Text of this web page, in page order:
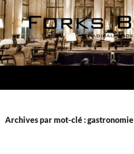
Aller
au
contenu
Archives par mot-clé : gastronomie